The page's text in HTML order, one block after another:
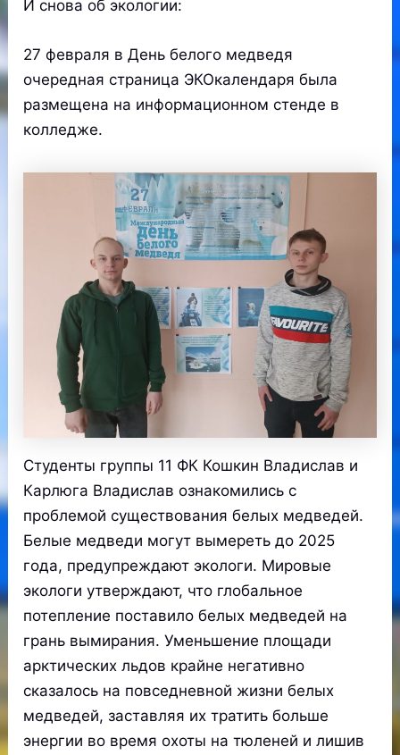
И снова об экологии:
27 февраля в День белого медведя
очередная страница ЭКОкалендаря была
размещена на информационном стенде в
колледже.
Студенты группы 11 ФК Кошкин Владислав и
Карлюга Владислав ознакомились с
проблемой существования белых медведей.
Белые медведи могут вымереть до 2025
года, предупреждают экологи. Мировые
экологи утверждают, что глобальное
потепление поставило белых медведей на
грань вымирания. Уменьшение площади
арктических льдов крайне негативно
сказалось на повседневной жизни белых
медведей, заставляя их тратить больше
энергии во время охоты на тюленей и лишив